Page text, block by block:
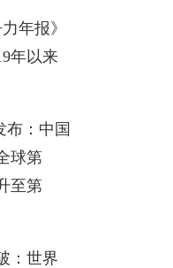
年报》
年以来
布：中国
球第
至第
：世界